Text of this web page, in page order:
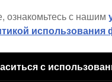
и сроки
ознакомьтесь с нашим
использования
с